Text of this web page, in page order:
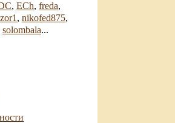
, ECh, freda,
, nikofed875,
solombala...